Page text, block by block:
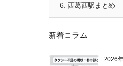
6. 西葛西駅まとめ
新着コラム
2026